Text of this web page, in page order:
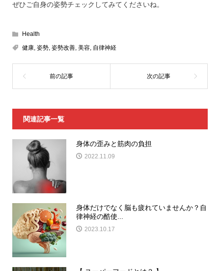
ぜひご自身の姿勢チェックしてみてくださいね。
Health
健康, 姿勢, 姿勢改善, 美容, 自律神経
関連記事一覧
身体の歪みと筋肉の負担
2022.11.09
身体だけでなく脳も疲れていませんか？自
律神経の酷使...
2023.10.17